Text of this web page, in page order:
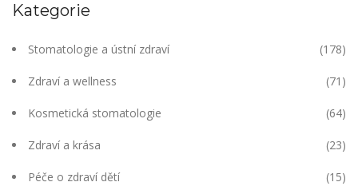
Kategorie
Stomatologie a ústní zdraví (178)
Zdraví a wellness (71)
Kosmetická stomatologie (64)
Zdraví a krása (23)
Péče o zdraví dětí (15)